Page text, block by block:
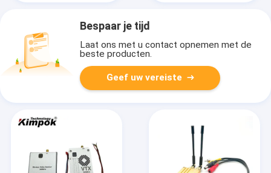
Bespaar je tijd
Laat ons met u contact opnemen met de
beste producten.
Geef uw vereiste